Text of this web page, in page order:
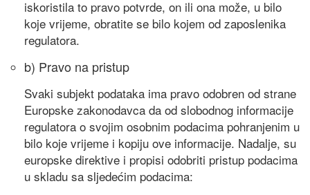
iskoristila to pravo potvrde, on ili ona može, u bilo
koje vrijeme, obratite se bilo kojem od zaposlenika
regulatora.
b) Pravo na pristup
Svaki subjekt podataka ima pravo odobren od strane
Europske zakonodavca da od slobodnog informacije
regulatora o svojim osobnim podacima pohranjenim u
bilo koje vrijeme i kopiju ove informacije. Nadalje, su
europske direktive i propisi odobriti pristup podacima
u skladu sa sljedećim podacima: